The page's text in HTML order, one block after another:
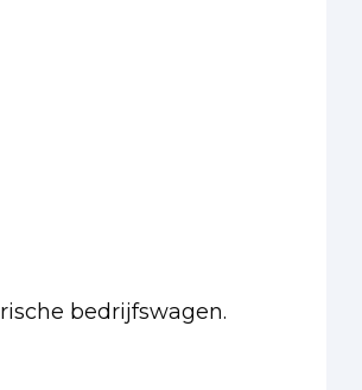
bedrijfswagen.